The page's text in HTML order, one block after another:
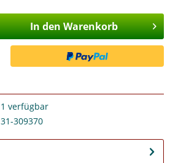
In den Warenkorb
1 verfügbar
31-309370